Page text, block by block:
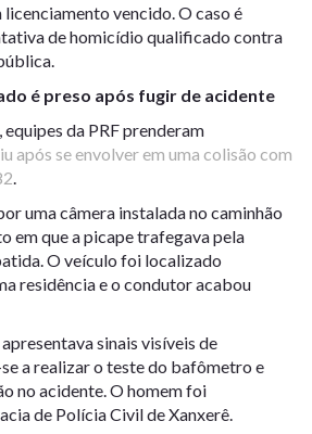
vencido. O caso é
de homicídio qualificado contra
é preso após fugir de acidente
da PRF prenderam
após se envolver em uma colisão com
uma câmera instalada no caminhão
em que a picape trafegava pela
O veículo foi localizado
residência e o condutor acabou
sinais visíveis de
a realizar o teste do bafômetro e
no acidente. O homem foi
de Polícia Civil de Xanxerê.